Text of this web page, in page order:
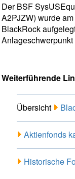
Der BSF
A2PJZW) wurde
BlackRock
Anlageschwerpunkt
Weiterführende
Übersicht
Aktienfonds
Historische